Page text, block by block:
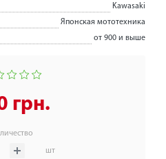
Kawasaki
Японская мототехника
от 900 и выше
грн.
шт